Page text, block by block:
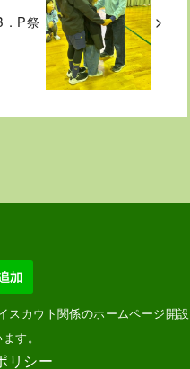
P祭
スカウト関係のホームページ開設
す。
リシー